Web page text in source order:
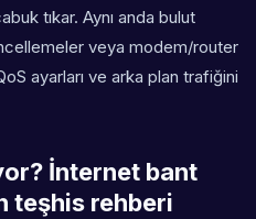
tıkar. Aynı anda bulut
veya modem/router
ayarları ve arka plan trafiğini
İnternet bant
teşhis rehberi